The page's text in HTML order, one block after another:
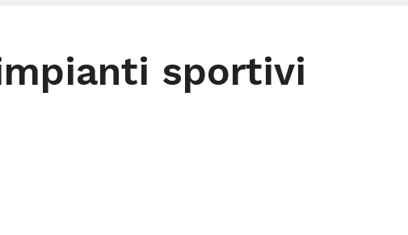
sportivi